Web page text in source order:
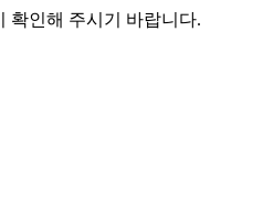
확인해 주시기 바랍니다.